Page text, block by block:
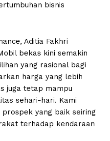
bisnis
Aditia Fakhri
bekas kini semakin
yang rasional bagi
harga yang lebih
juga tetap mampu
sehari-hari. Kami
yang baik seiring
terhadap kendaraan